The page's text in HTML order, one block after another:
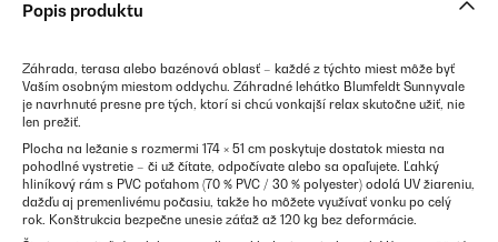
Popis produktu
Záhrada, terasa alebo bazénová oblasť – každé z týchto miest môže byť
Vaším osobným miestom oddychu. Záhradné lehátko Blumfeldt Sunnyvale
je navrhnuté presne pre tých, ktorí si chcú vonkajší relax skutočne užiť, nie
len prežiť.
Plocha na ležanie s rozmermi 174 × 51 cm poskytuje dostatok miesta na
pohodlné vystretie – či už čítate, odpočívate alebo sa opaľujete. Ľahký
hliníkový rám s PVC poťahom (70 % PVC / 30 % polyester) odolá UV žiareniu,
dažďu aj premenlivému počasiu, takže ho môžete využívať vonku po celý
rok. Konštrukcia bezpečne unesie záťaž až 120 kg bez deformácie.